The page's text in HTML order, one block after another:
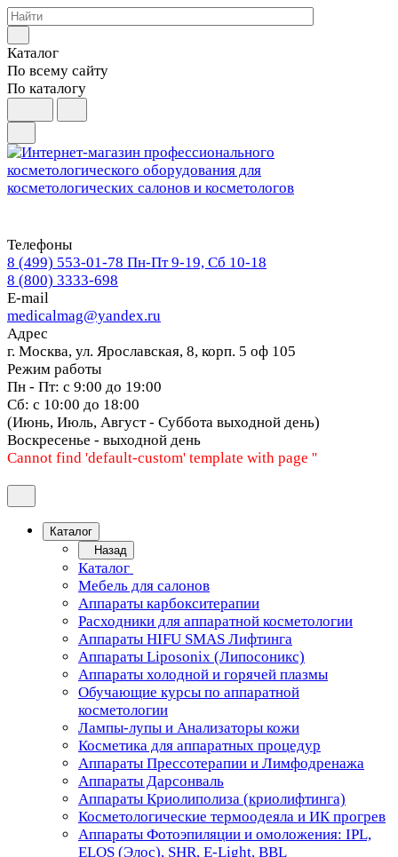
Каталог
По всему сайту
По каталогу
Телефоны
8 (499) 553-01-78 Пн-Пт 9-19, Сб 10-18
8 (800) 3333-698
E-mail
medicalmag@yandex.ru
Адрес
г. Москва, ул. Ярославская, 8, корп. 5 оф 105
Режим работы
Пн - Пт: с 9:00 до 19:00
Сб: с 10:00 до 18:00
(Июнь, Июль, Август - Суббота выходной день)
Воскресенье - выходной день
Cannot find 'default-custom' template with page ''
Каталог
Назад
Каталог
Мебель для салонов
Аппараты карбокситерапии
Расходники для аппаратной косметологии
Аппараты HIFU SMAS Лифтинга
Аппараты Liposonix (Липосоникс)
Аппараты холодной и горячей плазмы
Обучающие курсы по аппаратной
косметологии
Лампы-лупы и Анализаторы кожи
Косметика для аппаратных процедур
Аппараты Прессотерапии и Лимфодренажа
Аппараты Дарсонваль
Аппараты Криолиполиза (криолифтинга)
Косметологические термоодеяла и ИК прогрев
Аппараты Фотоэпиляции и омоложения: IPL,
ELOS (Элос), SHR, E-Light, BBL